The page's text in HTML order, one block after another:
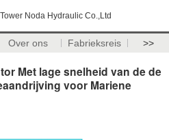
Noda Hydraulic Co.,Ltd
Over ons Fabrieksreis >>
Met lage snelheid van de de
voor Mariene